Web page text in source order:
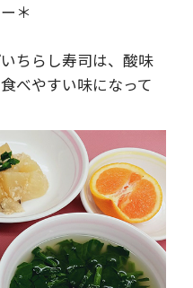
＊
ちらし寿司は、酸味
べやすい味になって